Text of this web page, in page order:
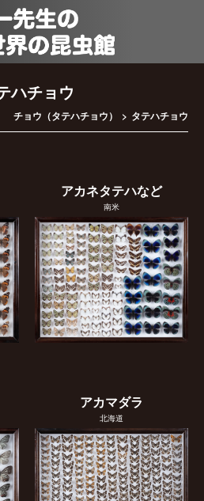
ハチョウ
チョウ（タテハチョウ） タテハチョウ
アカネタテハなど
南米
アカマダラ
北海道